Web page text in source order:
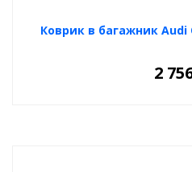
Коврик в багажник Audi
2